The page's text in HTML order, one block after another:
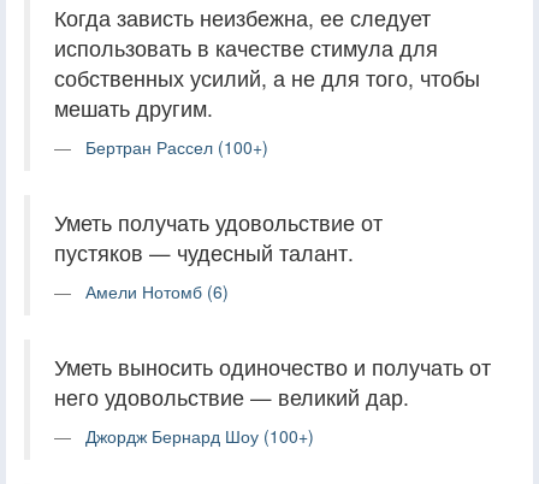
Когда зависть неизбежна, ее следует
использовать в качестве стимула для
собственных усилий, а не для того, чтобы
мешать другим.
Бертран Рассел (100+)
Уметь получать удовольствие от
пустяков — чудесный талант.
Амели Нотомб (6)
Уметь выносить одиночество и получать от
него удовольствие — великий дар.
Джордж Бернард Шоу (100+)